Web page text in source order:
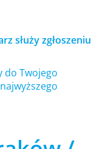
służy zgłoszeniu
do Twojego